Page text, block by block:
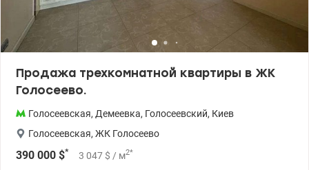
Продажа трехкомнатной квартиры в ЖК
Голосеево.
Голосеевская, Демеевка, Голосеевский, Киев
Голосеевская, ЖК Голосеево
390 000 $* 3 047 $ / м2*